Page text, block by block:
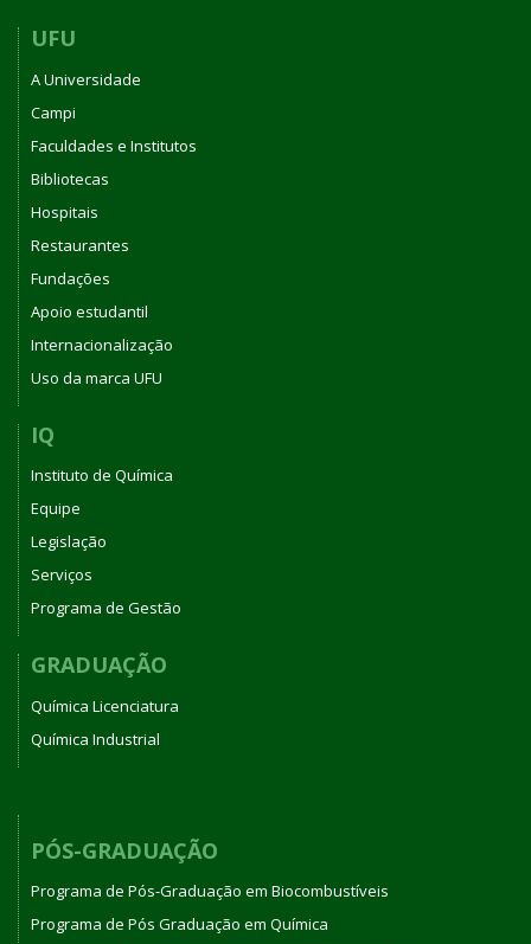
UFU
A Universidade
Campi
Faculdades e Institutos
Bibliotecas
Hospitais
Restaurantes
Fundações
Apoio estudantil
Internacionalização
Uso da marca UFU
IQ
Instituto de Química
Equipe
Legislação
Serviços
Programa de Gestão
GRADUAÇÃO
Química Licenciatura
Química Industrial
PÓS-GRADUAÇÃO
Programa de Pós-Graduação em Biocombustíveis
Programa de Pós Graduação em Química